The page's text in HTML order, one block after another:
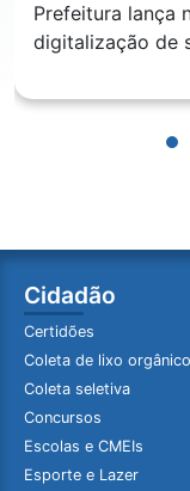
Prefeitura lança
digitalização de
Cidadão
Certidões
Coleta de lixo orgânico
Coleta seletiva
Concursos
Escolas e CMEIs
Esporte e Lazer